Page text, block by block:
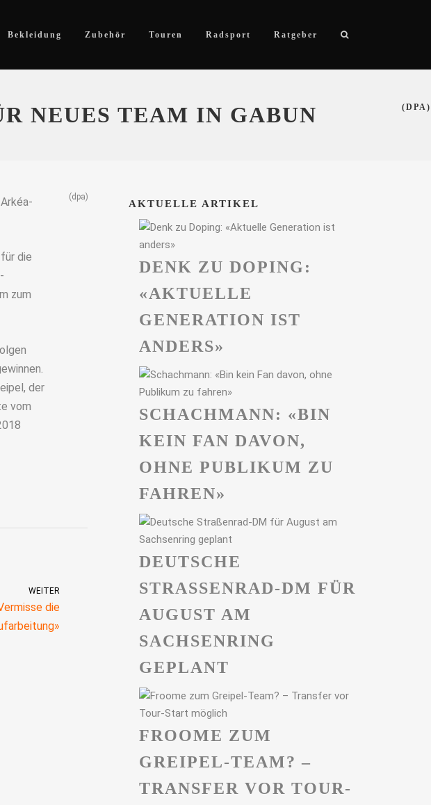
Bekleidung Zubehör Touren Radsport Ratgeber
NEUES TEAM IN GABUN (DPA)
die
zum
der
vom
(dpa)
WEITER
die
AKTUELLE ARTIKEL
DENK ZU DOPING:
«AKTUELLE
GENERATION IST
ANDERS»
SCHACHMANN: «BIN
KEIN FAN DAVON,
OHNE PUBLIKUM ZU
FAHREN»
DEUTSCHE
STRASSENRAD-DM FÜR A
UGUST AM S
ACHSENRING G
EPLANT
FROOME ZUM
GREIPEL-TEAM? –
TRANSFER VOR TOUR-